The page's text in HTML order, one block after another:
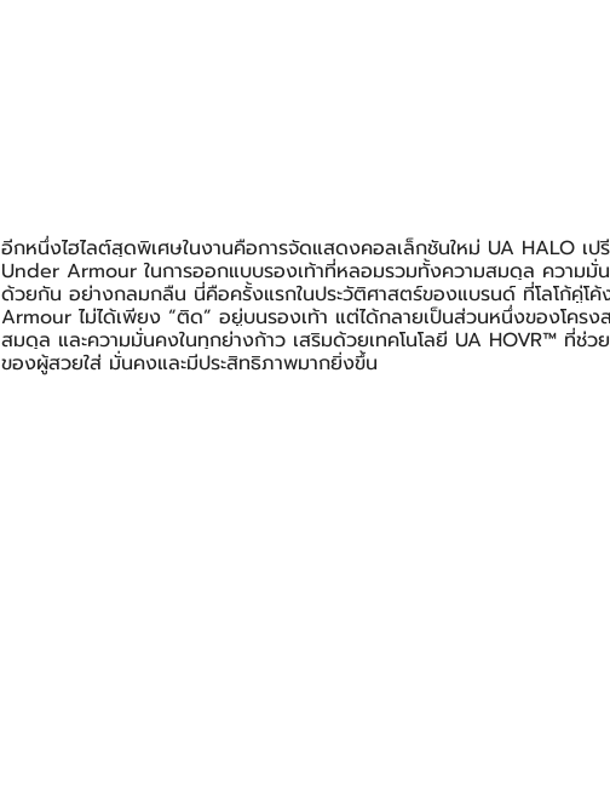
อีกหนึ่งไฮไลต์สุดพิเศษในงานคือการจัดแสดงคอลเล็กชันใหม่ UA HALO เป
Under Armour ในการออกแบบรองเท้าที่หลอมรวมทั้งความสมดุล ความมั่น
ด้วยกัน อย่างกลมกลืน นี่คือครั้งแรกในประวัติศาสตร์ของแบรนด์ ที่โลโก้คู่
Armour ไม่ได้เพียง “ติด” อยู่บนรองเท้า แต่ได้กลายเป็นส่วนหนึ่งของโครง
สมดุล และความมั่นคงในทุกย่างก้าว เสริมด้วยเทคโนโลยี UA HOVR™ ที่ช่
ของผู้สวยใส่ มั่นคงและมีประสิทธิภาพมากยิ่งขึ้น